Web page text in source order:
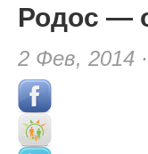
Родос —
2 Фев, 2014 ·